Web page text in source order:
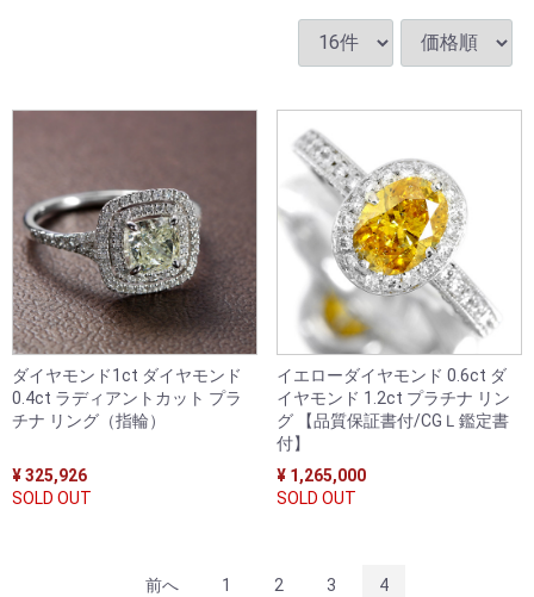
ダイヤモンド1ct ダイヤモンド
0.4ct ラディアントカット プラ
チナ リング（指輪）
¥ 325,926
SOLD OUT
イエローダイヤモンド 0.6ct ダ
イヤモンド 1.2ct プラチナ リン
グ 【品質保証書付/CGＬ鑑定書
付】
¥ 1,265,000
SOLD OUT
前へ 1 2 3 4